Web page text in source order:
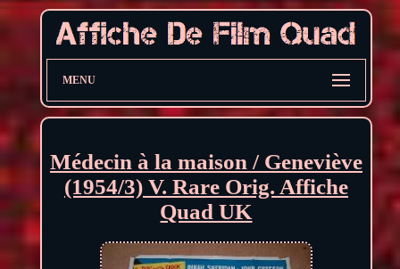
MENU
Médecin à la maison / Geneviève
(1954/3) V. Rare Orig. Affiche
Quad UK